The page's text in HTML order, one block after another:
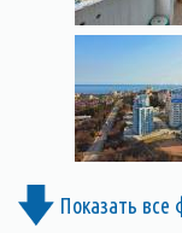
Показать все